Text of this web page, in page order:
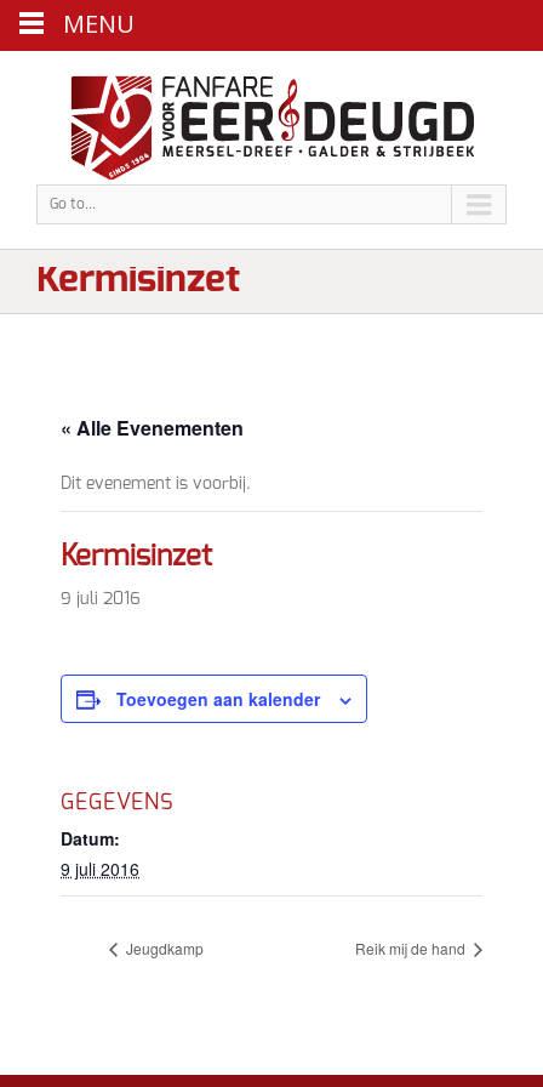
Go to...
Kermisinzet
« Alle Evenementen
Dit evenement is voorbij.
Kermisinzet
9 juli 2016
Toevoegen aan kalender
GEGEVENS
Datum:
9 juli 2016
Jeugdkamp Reik mij de hand
MENU